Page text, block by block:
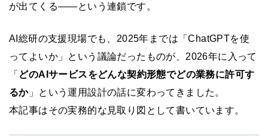
が出てくる——という連鎖です。
AI総研の支援現場でも、2025年までは「ChatGPTを使
ってよいか」という議論だったものが、2026年に入って
「 どのAIサービスをどんな契約形態でどの業務に許可す
るか」という運用設計の話に変わってきました。
本記事はその実務的な見取り図として書いています。